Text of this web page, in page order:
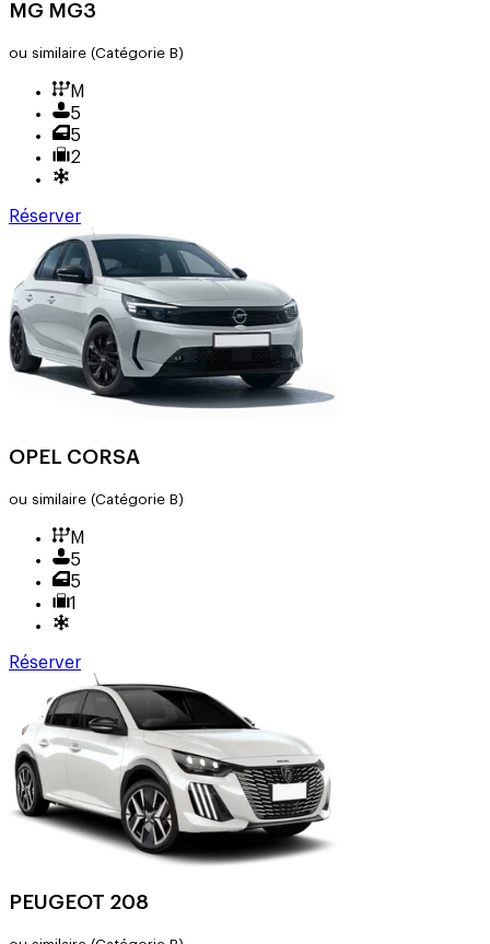
MG MG3
ou similaire (Catégorie B)
M
5
5
2
Réserver
OPEL CORSA
ou similaire (Catégorie B)
M
5
5
1
Réserver
PEUGEOT 208